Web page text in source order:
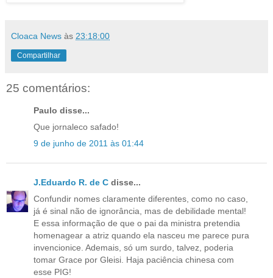
Cloaca News às 23:18:00
Compartilhar
25 comentários:
Paulo disse...
Que jornaleco safado!
9 de junho de 2011 às 01:44
J.Eduardo R. de C disse...
Confundir nomes claramente diferentes, como no caso,
já é sinal não de ignorância, mas de debilidade mental!
E essa informação de que o pai da ministra pretendia
homenagear a atriz quando ela nasceu me parece pura
invencionice. Ademais, só um surdo, talvez, poderia
tomar Grace por Gleisi. Haja paciência chinesa com
esse PIG!